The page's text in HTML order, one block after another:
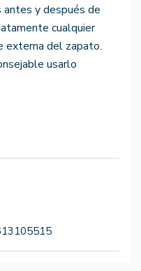
y después de
cualquier
externa del zapato.
usarlo